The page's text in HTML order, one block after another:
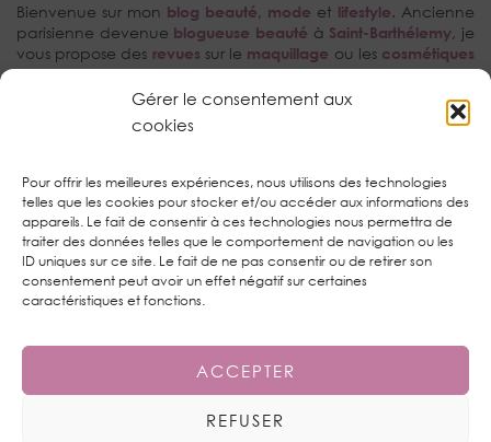
Gérer le consentement aux
cookies
Pour offrir les meilleures expériences, nous utilisons des technologies
telles que les cookies pour stocker et/ou accéder aux informations des
appareils. Le fait de consentir à ces technologies nous permettra de
traiter des données telles que le comportement de navigation ou les
ID uniques sur ce site. Le fait de ne pas consentir ou de retirer son
consentement peut avoir un effet négatif sur certaines
caractéristiques et fonctions.
ACCEPTER
REFUSER
Bienvenue sur mon blog beauté, mode et lifestyle. Ancienne
parisienne devenue blogueuse beauté à Saint-Barthélemy, je
vous propose des revues sur le maquillage ou les cosmétiques
avec une prédilection pour lestutoriels make-upet la
INSTAGRAM| 1592